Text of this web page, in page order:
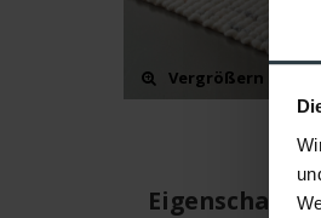
Vergrößern
Eigenschaften